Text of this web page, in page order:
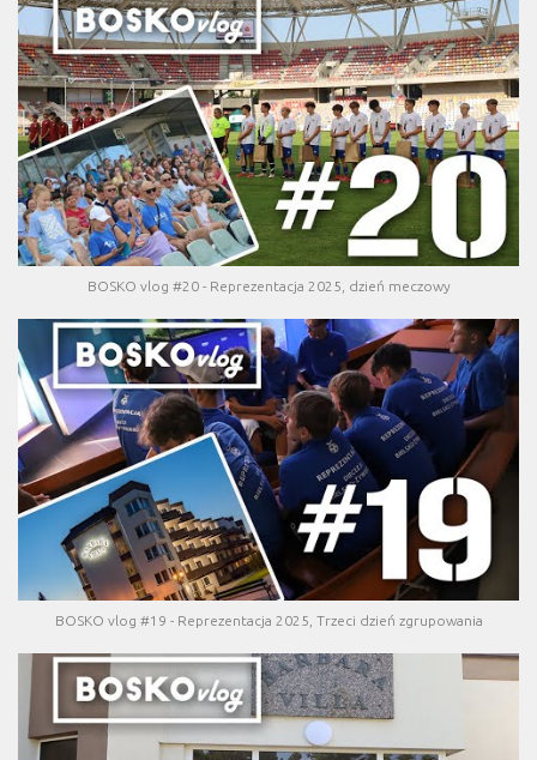
BOSKO vlog #20 - Reprezentacja 2025, dzień meczowy
BOSKO vlog #19 - Reprezentacja 2025, Trzeci dzień zgrupowania